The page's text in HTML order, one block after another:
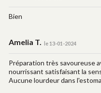
Bien
Amelia T. le 13-01-2024
Préparation très savoureuse
nourrissant satisfaisant la
Aucune lourdeur dans